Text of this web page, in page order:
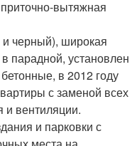
вытяжная
черный), широкая
парадной, установлен
в 2012 году
с заменой всех
и вентиляции.
и парковки с